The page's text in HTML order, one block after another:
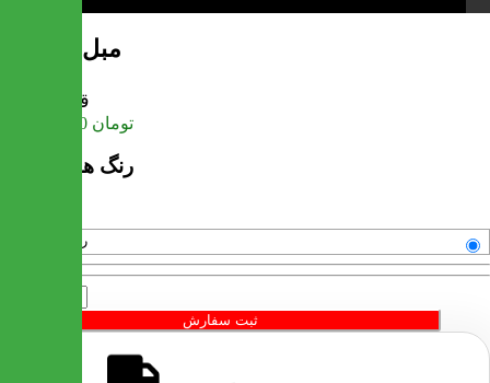
مبل مینیمال
قیمت
110,550,000 تومان
رنگ های موجود
رنگبندی متنوع
ثبت سفارش